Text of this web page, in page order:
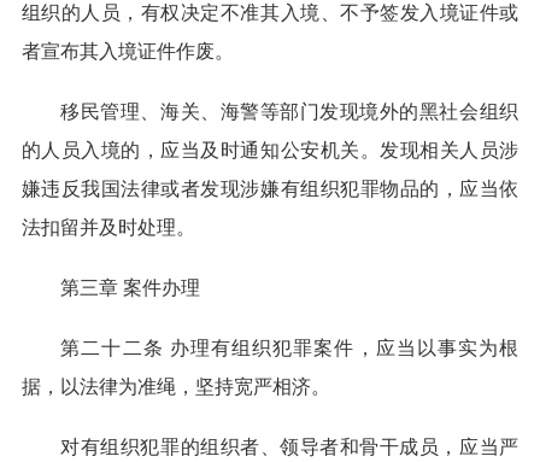
组织的人员，有权决定不准其入境、不予签发入境证件或
者宣布其入境证件作废。
移民管理、海关、海警等部门发现境外的黑社会组织
的人员入境的，应当及时通知公安机关。发现相关人员涉
嫌违反我国法律或者发现涉嫌有组织犯罪物品的，应当依
法扣留并及时处理。
第三章 案件办理
第二十二条 办理有组织犯罪案件，应当以事实为根
据，以法律为准绳，坚持宽严相济。
对有组织犯罪的组织者、领导者和骨干成员，应当严